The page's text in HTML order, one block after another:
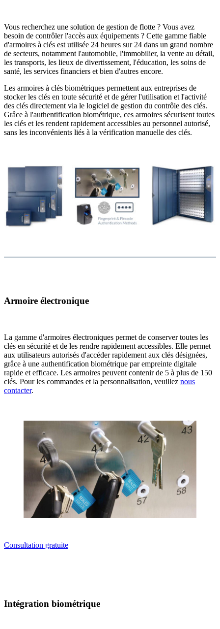
Vous recherchez une solution de gestion de flotte ? Vous avez
besoin de contrôler l'accès aux équipements ? Cette gamme fiable
d'armoires à clés est utilisée 24 heures sur 24 dans un grand nombre
de secteurs, notamment l'automobile, l'immobilier, la vente au détail,
les transports, les lieux de divertissement, l'éducation, les soins de
santé, les services financiers et bien d'autres encore.
Les armoires à clés biométriques permettent aux entreprises de
stocker les clés en toute sécurité et de gérer l'utilisation et l'activité
des clés directement via le logiciel de gestion du contrôle des clés.
Grâce à l'authentification biométrique, ces armoires sécurisent toutes
les clés et les rendent rapidement accessibles au personnel autorisé,
sans les inconvénients liés à la vérification manuelle des clés.
Armoire électronique
La gamme d'armoires électroniques permet de conserver toutes les
clés en sécurité et de les rendre rapidement accessibles. Elle permet
aux utilisateurs autorisés d'accéder rapidement aux clés désignées,
grâce à une authentification biométrique par empreinte digitale
rapide et efficace. Les armoires peuvent contenir de 5 à plus de 150
clés. Pour les commandes et la personnalisation, veuillez nous
contacter.
Consultation gratuite
Intégration biométrique